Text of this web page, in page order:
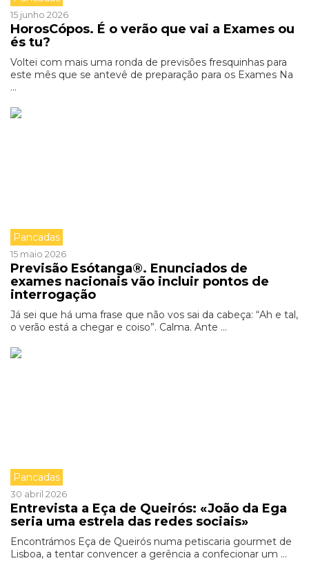
15 junho 2026
HorosCópos. É o verão que vai a Exames ou
és tu?
Voltei com mais uma ronda de previsões fresquinhas para
este mês que se antevê de preparação para os Exames Na
...
Pancadas
15 maio 2026
Previsão Esótanga®. Enunciados de
exames nacionais vão incluir pontos de
interrogação
Já sei que há uma frase que não vos sai da cabeça: “Ah e tal,
o verão está a chegar e coiso”. Calma. Ante ...
Pancadas
30 abril 2026
Entrevista a Eça de Queirós: «João da Ega
seria uma estrela das redes sociais»
Encontrámos Eça de Queirós numa petiscaria gourmet de
Lisboa, a tentar convencer a gerência a confecionar um ...